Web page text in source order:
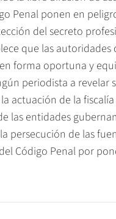
Penal ponen en
del secreto
que las
forma oportuna y
periodista a revelar
la actuación de la
las entidades
persecución de las
Código Penal por